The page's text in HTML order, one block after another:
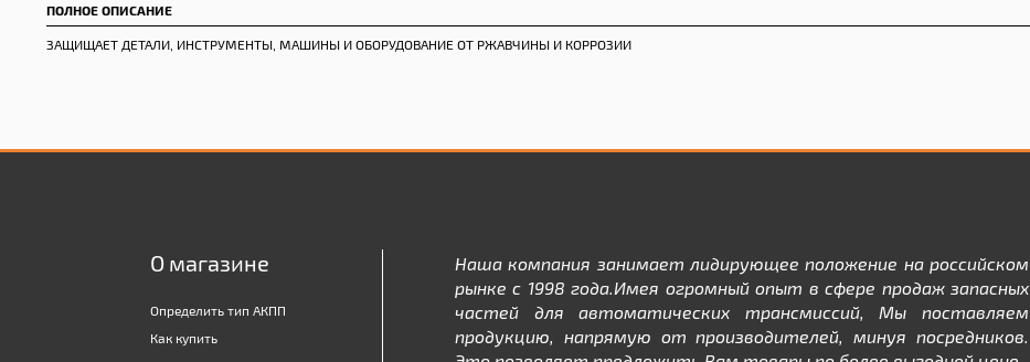
ПОЛНОЕ ОПИСАНИЕ
ЗАЩИЩАЕТ ДЕТАЛИ, ИНСТРУМЕНТЫ, МАШИНЫ И ОБОРУДОВАНИЕ ОТ РЖАВЧИНЫ И КОРРОЗИИ
О магазине
Определить тип АКПП
Как купить
Наша компания занимает лидирующее положение на российском
рынке с 1998 года.Имея огромный опыт в сфере продаж запасных
частей для автоматических трансмиссий, Мы поставляем
продукцию, напрямую от производителей, минуя посредников.